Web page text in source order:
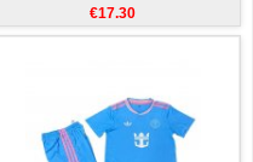
€17.30